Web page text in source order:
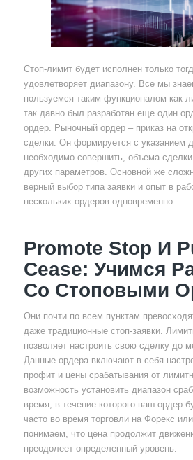
Стоп-лимит будет исполнен только
удовлетворяет диапазону. Все мы
пользуемся таким функционалом как
так давно был разработан еще один
ордер. Рыночный ордер – приказ на
сделки. Он формируется с указанием
необходимо совершить, объема
других параметров. Основной же
верный выбор типа заявки и опыт в
нескольких ордеров одновременно.
Promote Stop И
Cease: Учимся
Со Стоповыми
Они почти по всем пунктам
даже традиционные стоп-заявки.
позволяет настроить свою сделку до
Данные ордера включают в себя
профит и цены срабатывания от
возможность установить диапазон
время, в течение которого ваш ордер
часто во время торговли на Форекс
понимаем, что цена продолжит
преодолеет определенный уровень.